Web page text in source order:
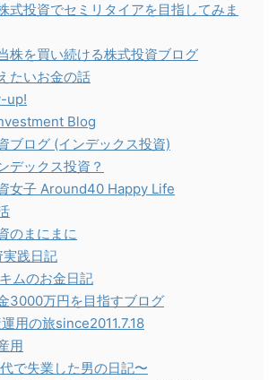
式投資でセミリタイアを目指してみま
株を買い続ける株式投資ブログ
たいお金の話
up!
Blog
ブログ (インデックス投資)
デックス投資？
女子 Around40 Happy Life
のまにまに
実践日記
ムのお金日記
3000万円を目指すブログ
用の旅since2011.7.18
用
で失業した男の日記〜